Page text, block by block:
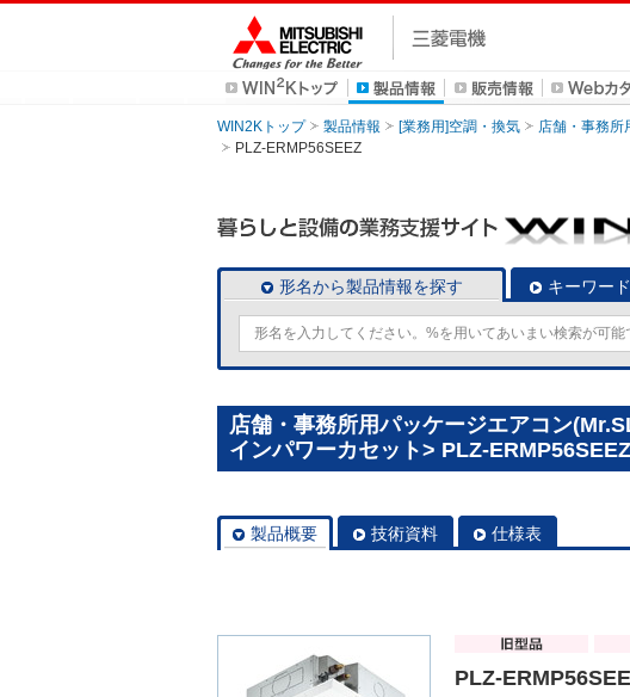
WIN2Kトップ 製品情報 [業務用]空調・換気 店舗・事務所
PLZ-ERMP56SEEZ
形名から製品情報を探す キーワー
店舗・事務所用パッケージエアコン
インパワーカセット> PLZ-ERMP56SEEZ
製品概要 技術資料 仕様表
PLZ-